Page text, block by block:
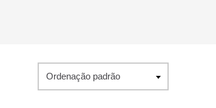
Ordenação padrão